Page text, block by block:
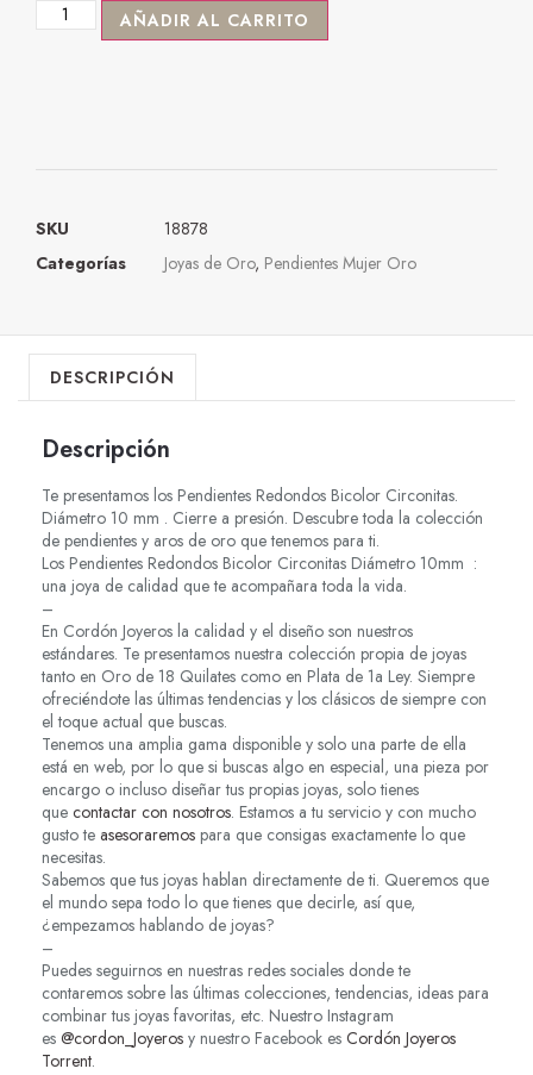
AÑADIR AL CARRITO
SKU
18878
Categorías
Joyas de Oro, Pendientes Mujer Oro
DESCRIPCIÓN
Descripción
Te presentamos los Pendientes Redondos Bicolor Circonitas.
Diámetro 10 mm . Cierre a presión. Descubre toda la colección
de pendientes y aros de oro que tenemos para ti.
Los Pendientes Redondos Bicolor Circonitas Diámetro 10mm :
una joya de calidad que te acompañara toda la vida.
–
En Cordón Joyeros la calidad y el diseño son nuestros
estándares. Te presentamos nuestra colección propia de joyas
tanto en Oro de 18 Quilates como en Plata de 1a Ley. Siempre
ofreciéndote las últimas tendencias y los clásicos de siempre con
el toque actual que buscas.
Tenemos una amplia gama disponible y solo una parte de ella
está en web, por lo que si buscas algo en especial, una pieza por
encargo o incluso diseñar tus propias joyas, solo tienes
que contactar con nosotros. Estamos a tu servicio y con mucho
gusto te asesoraremos para que consigas exactamente lo que
necesitas.
Sabemos que tus joyas hablan directamente de ti. Queremos que
el mundo sepa todo lo que tienes que decirle, así que,
¿empezamos hablando de joyas?
–
Puedes seguirnos en nuestras redes sociales donde te
contaremos sobre las últimas colecciones, tendencias, ideas para
combinar tus joyas favoritas, etc. Nuestro Instagram
es @cordon_Joyeros y nuestro Facebook es Cordón Joyeros
Torrent.